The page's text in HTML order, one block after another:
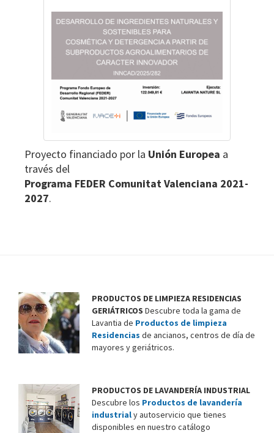
Proyecto financiado por la Unión Europea a
través del
Programa FEDER Comunitat Valenciana 2021-
2027.
PRODUCTOS DE LIMPIEZA RESIDENCIAS
GERIÁTRICOS Descubre toda la gama de
Lavantia de Productos de limpieza
Residencias de ancianos, centros de día de
mayores y geriátricos.
PRODUCTOS DE LAVANDERÍA INDUSTRIAL
Descubre los Productos de lavandería
industrialy autoservicio que tienes
disponibles en nuestro catálogo